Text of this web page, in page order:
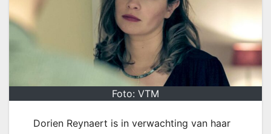
Foto: VTM
Dorien Reynaert is in verwachting van haar